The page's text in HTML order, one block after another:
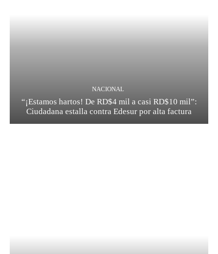
NACIONAL
“¡Estamos hartos! De RD$4 mil a casi RD$10 mil”:
Ciudadana estalla contra Edesur por alta factura